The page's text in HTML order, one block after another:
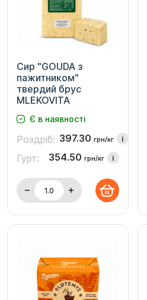
Сир "GOUDA з
пажитником"
твердий брус
MLEKOVITA
Є в наявності
Роздріб: 397.30 грн/кг i
Гурт: 354.50 грн/кг i